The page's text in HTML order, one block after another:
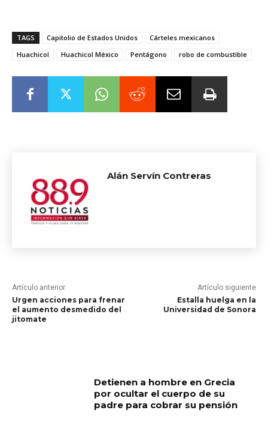
TAGS Capitolio de Estados Unidos
Cárteles mexicanos
Huachicol
Huachicol México Pentágono robo de combustible
Alán Servín Contreras
Artículo anterior
Urgen acciones para frenar
el aumento desmedido del
jitomate
Artículo siguiente
Estalla huelga en la
Universidad de Sonora
Detienen a hombre en Grecia
por ocultar el cuerpo de su
padre para cobrar su pensión